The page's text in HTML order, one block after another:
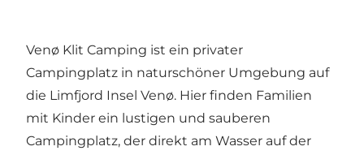
Venø Klit Camping ist ein privater
Campingplatz in naturschöner Umgebung auf
die Limfjord Insel Venø. Hier finden Familien
mit Kinder ein lustigen und sauberen
Campingplatz, der direkt am Wasser auf der